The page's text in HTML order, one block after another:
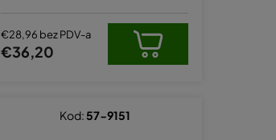
€28,96 bez PDV-a
€36,20
Kod: 57-9151